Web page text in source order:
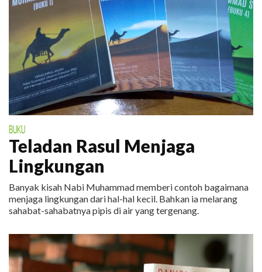
BUKU
Teladan Rasul Menjaga
Lingkungan
Banyak kisah Nabi Muhammad memberi contoh bagaimana
menjaga lingkungan dari hal-hal kecil. Bahkan ia melarang
sahabat-sahabatnya pipis di air yang tergenang.